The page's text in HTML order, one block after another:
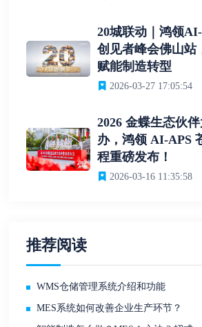
20城联动｜鸿领
创见者峰会佛山站
赋能制造转型
2026-03-27 17:05:54
2026 金蝶生态伙
办，鸿领 AI-APS
程重磅发布！
2026-03-16 11:35:58
推荐阅读
WMS仓储管理系统介绍和功能
MES系统如何改善企业生产环节？